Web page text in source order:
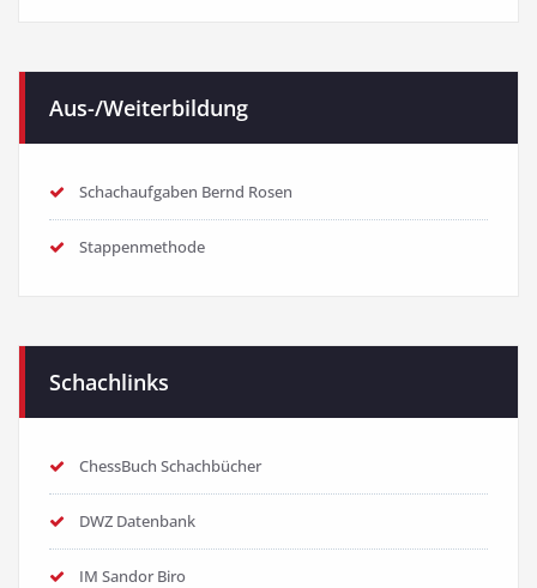
Aus-/Weiterbildung
Schachaufgaben Bernd Rosen
Stappenmethode
Schachlinks
ChessBuch Schachbücher
DWZ Datenbank
IM Sandor Biro